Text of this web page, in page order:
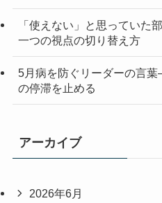
「使えない」と思っていた
一つの視点の切り替え方
5月病を防ぐリーダーの言
の停滞を止める
アーカイブ
2026年6月